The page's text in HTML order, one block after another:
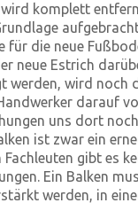
komplett
für die neue
neue Estrich
werden, wird noch
darauf
uns dort
ist zwar ein
gibt es
Ein Balken
werden, in